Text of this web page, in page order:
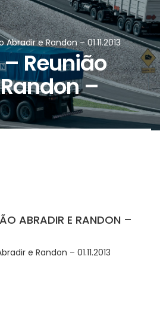
e Randon – 01.11.2013
Reunião
–
ABRADIR E RANDON –